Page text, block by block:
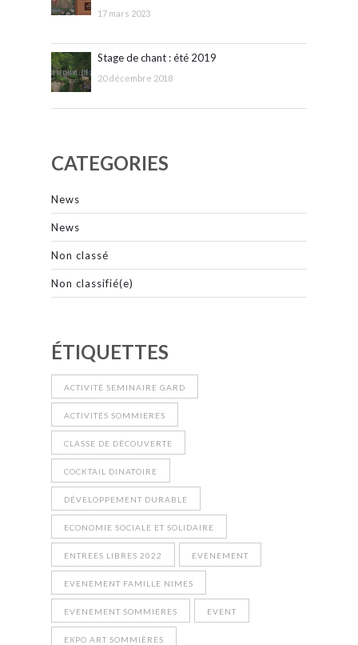
17 mars 2023
Stage de chant : été 2019
20 décembre 2018
CATEGORIES
News
News
Non classé
Non classifié(e)
ÉTIQUETTES
ACTIVITÉ SEMINAIRE GARD
ACTIVITÉS SOMMIERES
CLASSE DE DÉCOUVERTE
COCKTAIL DINATOIRE
DÉVELOPPEMENT DURABLE
ECONOMIE SOCIALE ET SOLIDAIRE
ENTREES LIBRES 2022 EVENEMENT
EVENEMENT FAMILLE NIMES
EVENEMENT SOMMIERES EVENT
EXPO ART SOMMIÈRES